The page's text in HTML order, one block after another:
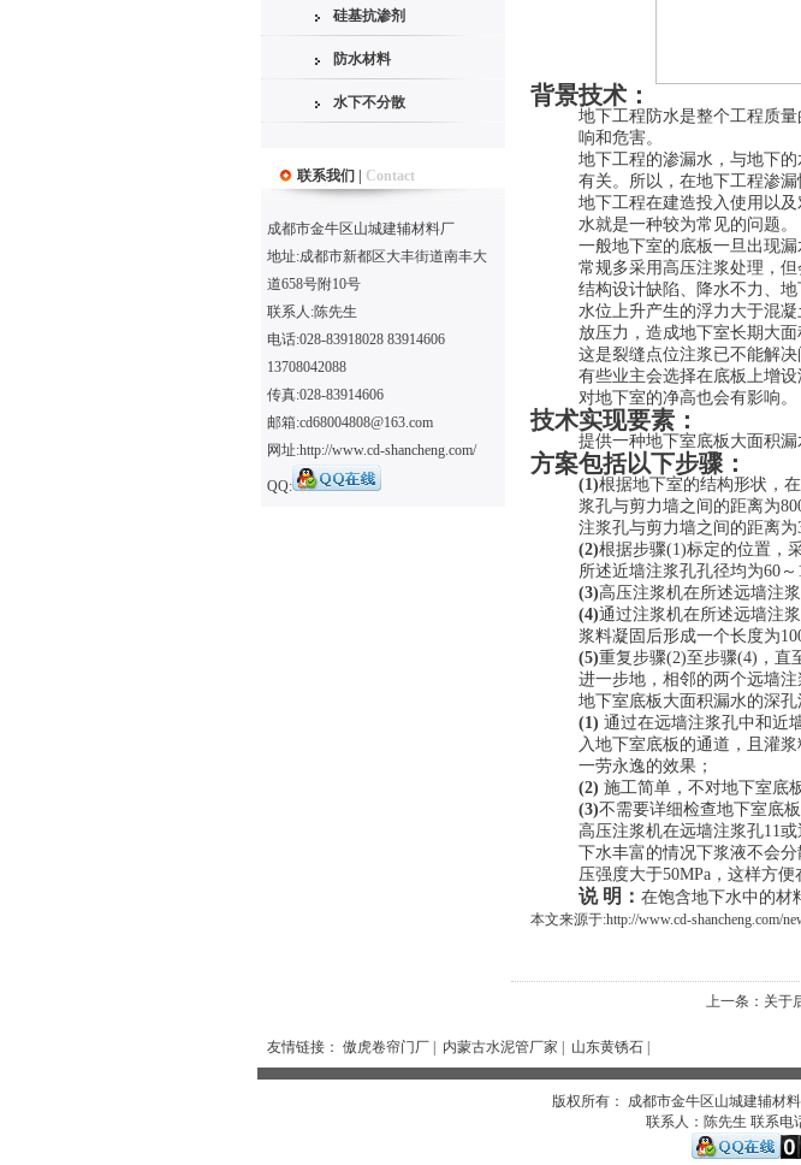
硅基抗渗剂
防水材料
水下不分散
联系我们 | Contact
成都市金牛区山城建辅材料厂
地址:成都市新都区大丰街道南丰大
道658号附10号
联系人:陈先生
电话:028-83918028 83914606
13708042088
传真:028-83914606
邮箱:cd68004808@163.com
网址:http://www.cd-shancheng.com/
QQ:
背景技术：
地下工程防水是整个工程质
响和危害。
地下工程的渗漏水，与地下
有关。所以，在地下工程渗漏
地下工程在建造投入使用以
水就是一种较为常见的问题。
一般地下室的底板一旦出现
常规多采用高压注浆处理，
结构设计缺陷、降水不力、
水位上升产生的浮力大于混
放压力，造成地下室长期大面
这是裂缝点位注浆已不能解
有些业主会选择在底板上增
对地下室的净高也会有影响。
技术实现要素：
提供一种地下室底板大面积
方案包括以下步骤：
(1)根据地下室的结构形状，
浆孔与剪力墙之间的距离为
注浆孔与剪力墙之间的距离为
(2)根据步骤(1)标定的位置，
所述近墙注浆孔孔径均为60～
(3)高压注浆机在所述远墙注
(4)通过注浆机在所述远墙注
浆料凝固后形成一个长度为
(5)重复步骤(2)至步骤(4)，直
进一步地，相邻的两个远墙
地下室底板大面积漏水的深
(1) 通过在远墙注浆孔中和近
入地下室底板的通道，且灌
一劳永逸的效果；
(2) 施工简单，不对地下室底
(3)不需要详细检查地下室底
高压注浆机在远墙注浆孔11
下水丰富的情况下浆液不会
压强度大于50MPa，这样方
说 明： 在饱含地下水中的材
本文来源于:http://www.cd-shancheng.com/
上一条：关于
友情链接： 傲虎卷帘门厂| 内蒙古水泥管厂家 山东黄锈石|
版权所有： 成都市金牛区山城建辅材
联系人：陈先生 联系电